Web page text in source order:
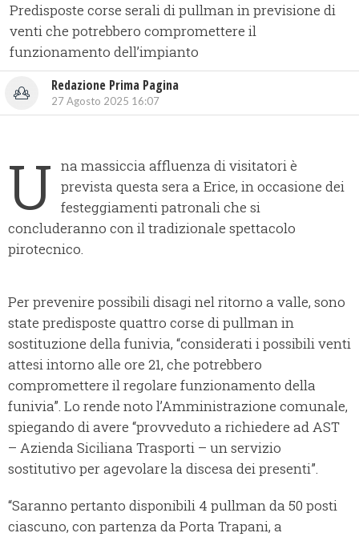
Predisposte corse serali di pullman in previsione di
venti che potrebbero compromettere il
funzionamento dell’impianto
Redazione Prima Pagina
27 Agosto 2025 16:07
U na massiccia affluenza di visitatori è
prevista questa sera a Erice, in occasione dei
festeggiamenti patronali che si
concluderanno con il tradizionale spettacolo
pirotecnico.
Per prevenire possibili disagi nel ritorno a valle, sono
state predisposte quattro corse di pullman in
sostituzione della funivia, “considerati i possibili venti
attesi intorno alle ore 21, che potrebbero
compromettere il regolare funzionamento della
funivia”. Lo rende noto l’Amministrazione comunale,
spiegando di avere “provveduto a richiedere ad AST
– Azienda Siciliana Trasporti – un servizio
sostitutivo per agevolare la discesa dei presenti”.
“Saranno pertanto disponibili 4 pullman da 50 posti
ciascuno, con partenza da Porta Trapani, a